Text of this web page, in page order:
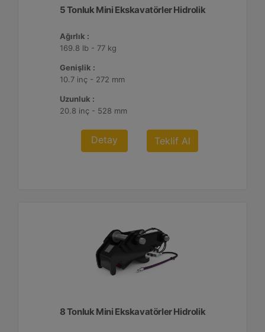
5 Tonluk Mini Ekskavatörler Hidrolik
Ağırlık :
169.8 lb - 77 kg
Genişlik :
10.7 inç - 272 mm
Uzunluk :
20.8 inç - 528 mm
Detay Teklif Al
8 Tonluk Mini Ekskavatörler Hidrolik